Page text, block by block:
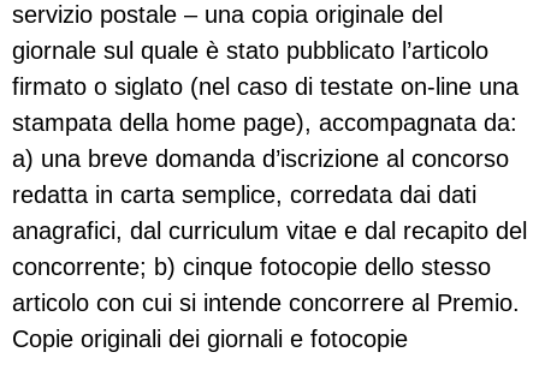
servizio postale – una copia originale del
giornale sul quale è stato pubblicato l’articolo
firmato o siglato (nel caso di testate on-line una
stampata della home page), accompagnata da:
a) una breve domanda d’iscrizione al concorso
redatta in carta semplice, corredata dai dati
anagrafici, dal curriculum vitae e dal recapito del
concorrente; b) cinque fotocopie dello stesso
articolo con cui si intende concorrere al Premio.
Copie originali dei giornali e fotocopie